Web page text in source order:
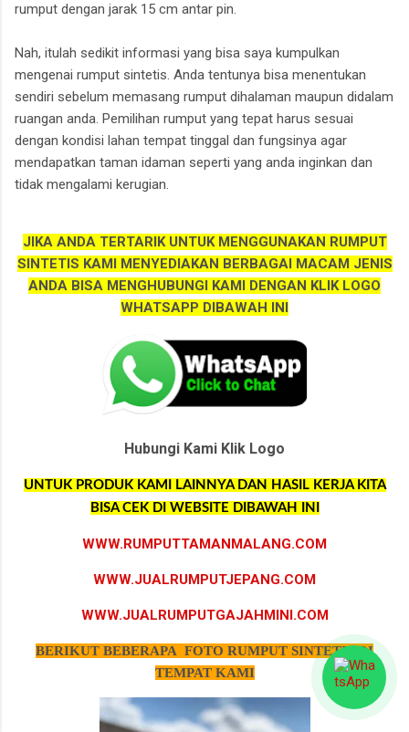
rumput dengan jarak 15 cm antar pin.
Nah, itulah sedikit informasi yang bisa saya kumpulkan
mengenai rumput sintetis. Anda tentunya bisa menentukan
sendiri sebelum memasang rumput dihalaman maupun didalam
ruangan anda. Pemilihan rumput yang tepat harus sesuai
dengan kondisi lahan tempat tinggal dan fungsinya agar
mendapatkan taman idaman seperti yang anda inginkan dan
tidak mengalami kerugian.
JIKA ANDA TERTARIK UNTUK MENGGUNAKAN RUMPUT
SINTETIS KAMI MENYEDIAKAN BERBAGAI MACAM JENIS
ANDA BISA MENGHUBUNGI KAMI DENGAN KLIK LOGO
WHATSAPP DIBAWAH INI
Hubungi Kami Klik Logo
UNTUK PRODUK KAMI LAINNYA DAN HASIL KERJA KITA
BISA CEK DI WEBSITE DIBAWAH INI
WWW.RUMPUTTAMANMALANG.COM
WWW.JUALRUMPUTJEPANG.COM
WWW.JUALRUMPUTGAJAHMINI.COM
BERIKUT BEBERAPA FOTO RUMPUT SINTETIS DI
TEMPAT KAMI